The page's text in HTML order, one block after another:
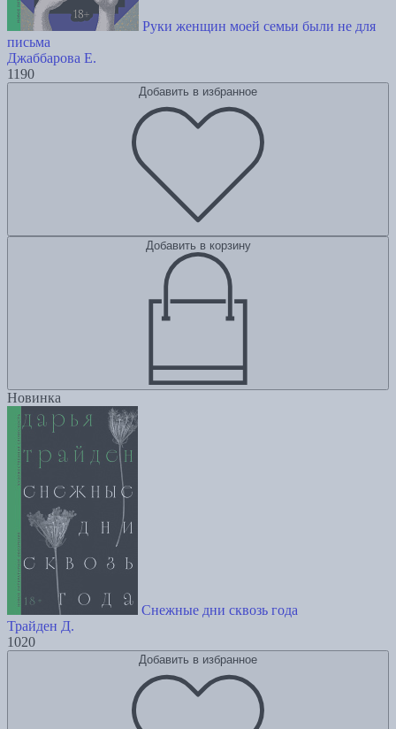
Руки женщин моей семьи были не для
письма
Джаббарова Е.
1190
Добавить в избранное
Добавить в корзину
Новинка
Снежные дни сквозь года
Трайден Д.
1020
Добавить в избранное